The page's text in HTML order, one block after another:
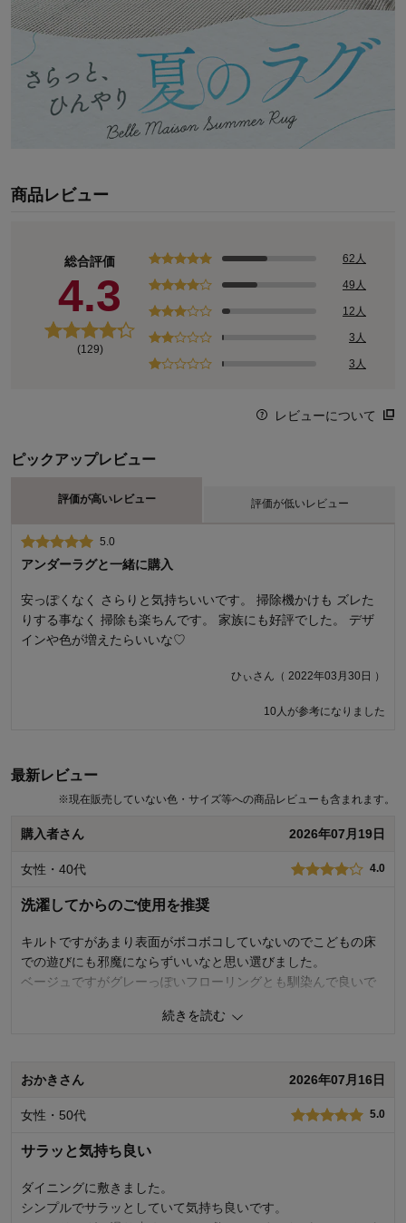
商品レビュー
総合評価
4.3
(129)
62人
49人
12人
3人
3人
レビューについて
ピックアップレビュー
評価が高いレビュー 評価が低いレビュー
5.0
アンダーラグと一緒に購入
安っぽくなく さらりと気持ちいいです。 掃除機かけも ズレた
りする事なく 掃除も楽ちんです。 家族にも好評でした。 デザ
インや色が増えたらいいな♡
ひぃさん（ 2022年03月30日 ）
10人が参考になりました
1.0
色が写真と違いすぎて困惑
ミントグリーンを購入しました。多少の色の差は通販なので納
得はしてるのですが全然グリーンでなく生地を裏返しで縫って
しまった？というくらい白っぽくフチの生地もベージュの方の
購入者さん（ 2022年04月27日 ）
最新レビュー
※現在販売していない色・サイズ等への商品レビューも含まれます。
購入者さん 2026年07月19日
女性・40代 4.0
洗濯してからのご使用を推奨
キルトですがあまり表面がボコボコしていないのでこどもの床
での遊びにも邪魔にならずいいなと思い選びました。
ベージュですがグレーっぽいフローリングとも馴染んで良いで
肌触りはかなりシャリ感があってかためです。
効果を期待したいです。
た。
ただ…！届いた時の袋の中にクモがいました…。
開封前だったので運ばれてきたのだろうと思います。
どんな倉庫で管理されていたのかわからないので気持ち悪かっ
たですがそれこそ洗えるタイプでよかったです。
続きを読む
おかきさん 2026年07月16日
女性・50代 5.0
サラッと気持ち良い
ダイニングに敷きました。
シンプルでサラッとしていて気持ち良いです。